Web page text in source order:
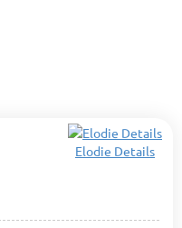
Elodie Details